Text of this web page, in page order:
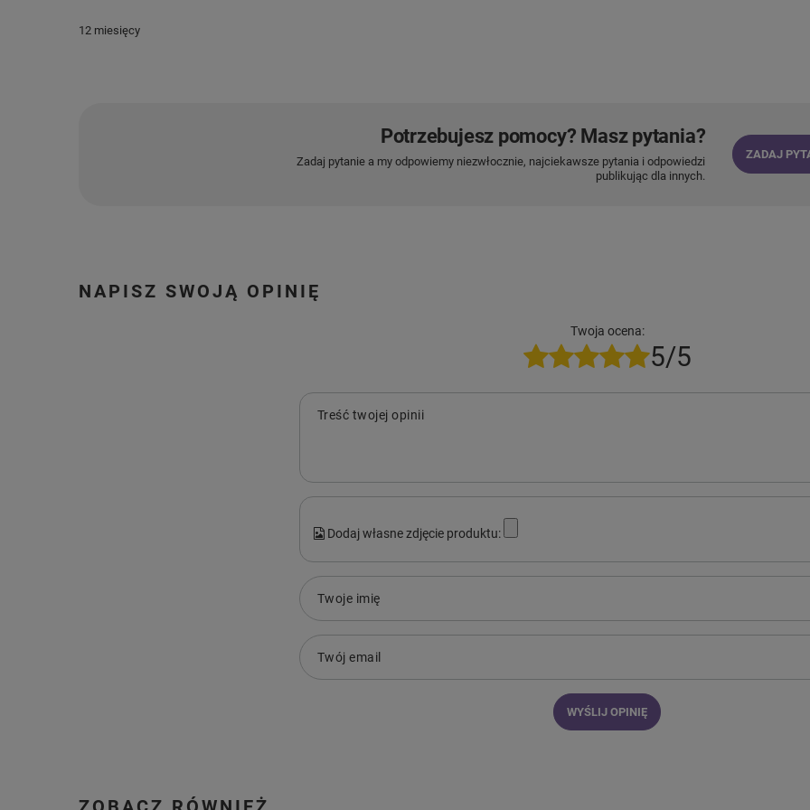
12 miesięcy
Potrzebujesz pomocy? Masz pytania?
Zadaj pytanie a my odpowiemy niezwłocznie, najciekawsze pytania i odpowiedzi
publikując dla innych.
ZADAJ
NAPISZ SWOJĄ OPINIĘ
Twoja ocena:
5/5
Treść twojej opinii
Dodaj własne zdjęcie produktu:
Twoje imię
Twój email
WYŚLIJ OPINIĘ